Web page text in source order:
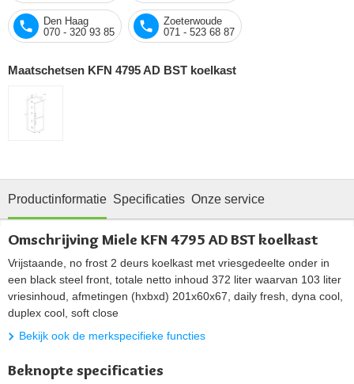
Den Haag
070 - 320 93 85
Zoeterwoude
071 - 523 68 87
Maatschetsen KFN 4795 AD BST koelkast
Productinformatie Specificaties Onze service
Omschrijving Miele KFN 4795 AD BST koelkast
Vrijstaande, no frost 2 deurs koelkast met vriesgedeelte onder in
een black steel front, totale netto inhoud 372 liter waarvan 103 liter
vriesinhoud, afmetingen (hxbxd) 201x60x67, daily fresh, dyna cool,
duplex cool, soft close
Bekijk ook de merkspecifieke functies
Beknopte specificaties